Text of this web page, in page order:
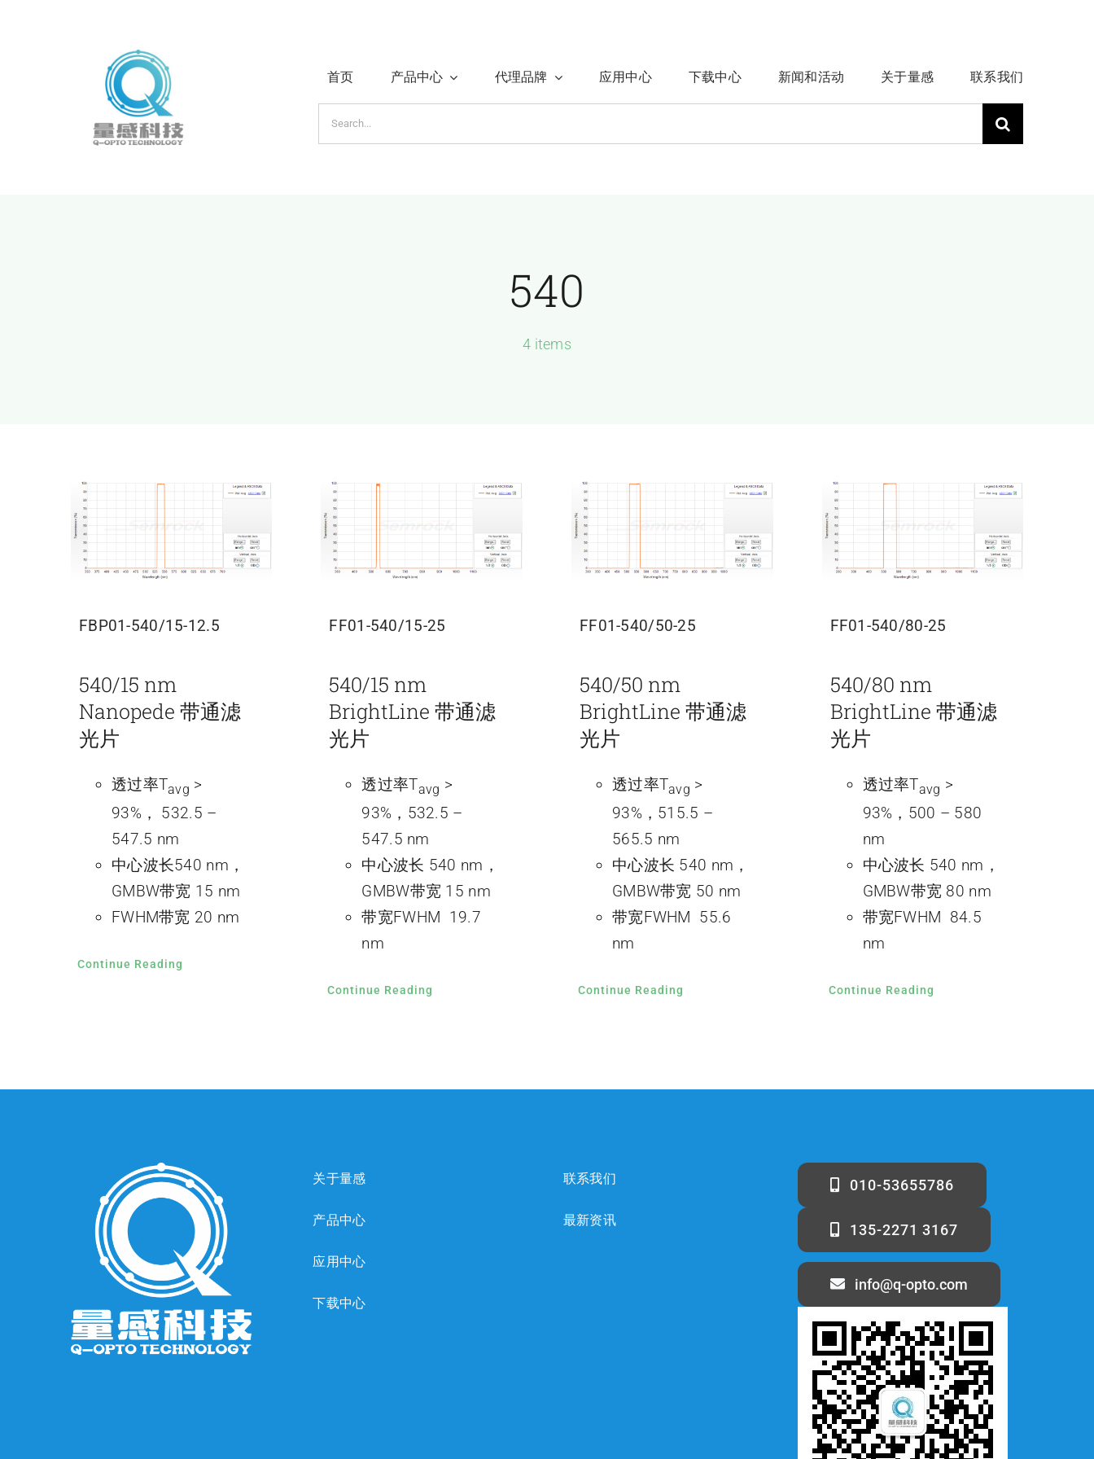
首页 产品中心 代理品牌 应用中心 下载中心 新闻和活动 关于量感 联系我们
索：
540
4 items
FBP01-540/15-12.5
540/15 nm
Nanopede 带通滤
光片
透过率Tavg >
93%， 532.5 –
547.5 nm
中心波长540 nm，
GMBW带宽 15 nm
FWHM带宽 20 nm
Continue Reading
FF01-540/15-25
540/15 nm
BrightLine 带通滤
光片
透过率Tavg >
93%，532.5 –
547.5 nm
中心波长 540 nm，
GMBW带宽 15 nm
带宽FWHM 19.7
nm
Continue Reading
FF01-540/50-25
540/50 nm
BrightLine 带通滤
光片
透过率Tavg >
93%，515.5 –
565.5 nm
中心波长 540 nm，
GMBW带宽 50 nm
带宽FWHM 55.6
nm
Continue Reading
FF01-540/80-25
540/80 nm
BrightLine 带通滤
光片
透过率Tavg >
93%，500 – 580
nm
中心波长 540 nm，
GMBW带宽 80 nm
带宽FWHM 84.5
nm
Continue Reading
关于量感
产品中心
应用中心
下载中心
联系我们
最新资讯
010-53655786
135-2271 3167
info@q-opto.com